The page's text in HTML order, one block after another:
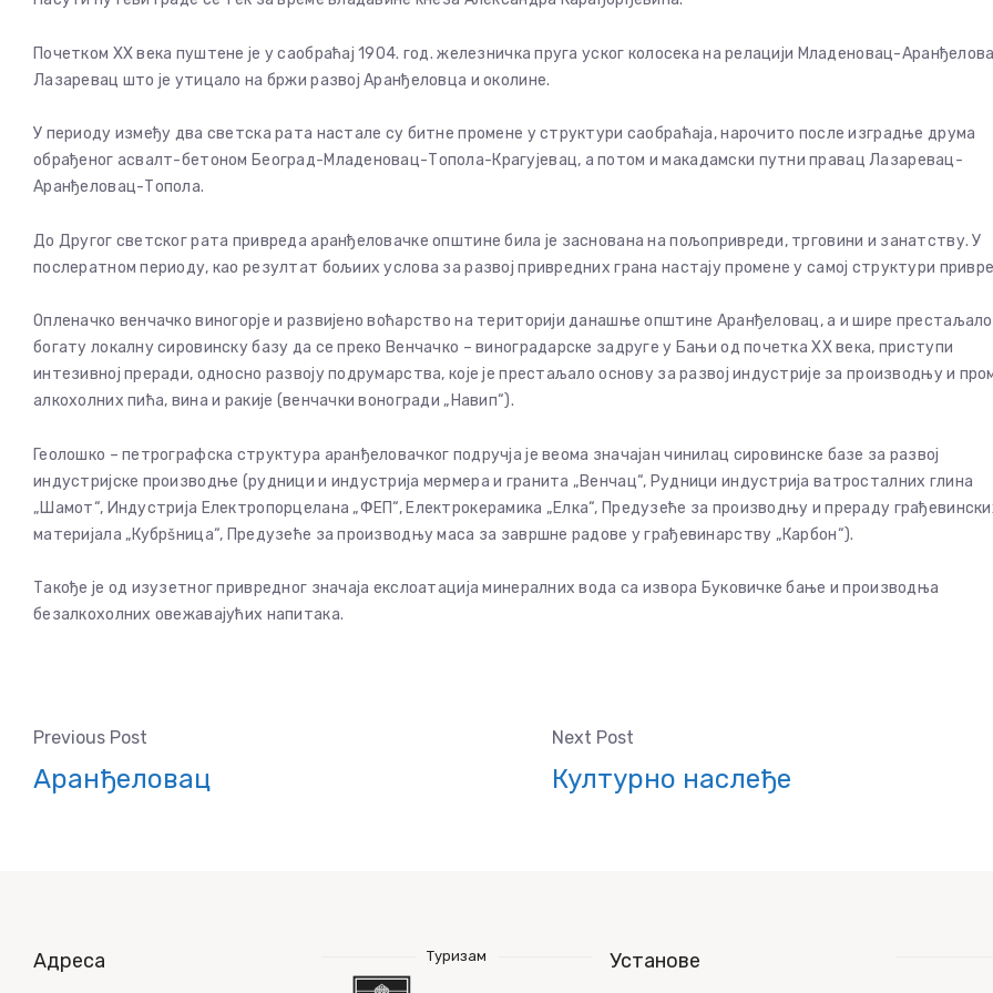
Почетком XX века пуштене је у саобраћај 1904. год. железничка пруга уског колосека на релацији Младеновац-
Лазаревац што је утицало на бржи развој Аранђеловца и околине.
У периоду између два светска рата настале су битне промене у структури саобраћаја, нарочито после изградње друма
обрађеног асвалт-бетоном Београд-Младеновац-Топола-Крагујевац, а потом и макадамски путни правац Лазаревац-
Аранђеловац-Топола.
До Другог светског рата привреда аранђеловачке општине била је заснована на пољопривреди, трговини и занатству. У
послератном периоду, као резултат бољиих услова за развој привредних грана настају промене у самој структури
Опленачко венчачко виногорје и развијено воћарство на територији данашње општине Аранђеловац, а и шире престаљало
богату локалну сировинску базу да се преко Венчачко – виноградарске задруге у Бањи од почетка XX века, приступи
интезивној преради, односно развоју подрумарства, које је престаљало основу за развој индустрије за производњу и
алкохолних пића, вина и ракије (венчачки воногради „Навип“).
Геолошко – петрографска структура аранђеловачког подручја је веома значајан чинилац сировинске базе за развој
индустријске производње (рудници и индустрија мермера и гранита „Венчац“, Рудници индустрија ватросталних глина
„Шамот“, Индустрија Електропорцелана „ФЕП“, Електрокерамика „Елка“, Предузеће за производњу и прераду
материјала „Кубрšница“, Предузеће за производњу маса за завршне радове у грађевинарству „Карбон“).
Такође је од изузетног привредног значаја екслоатација минералних вода са извора Буковичке бање и производња
безалкохолних овежавајућих напитака.
Previous Post
Аранђеловац
Next Post
Културно наслеђе
Адреса Туризам Установе